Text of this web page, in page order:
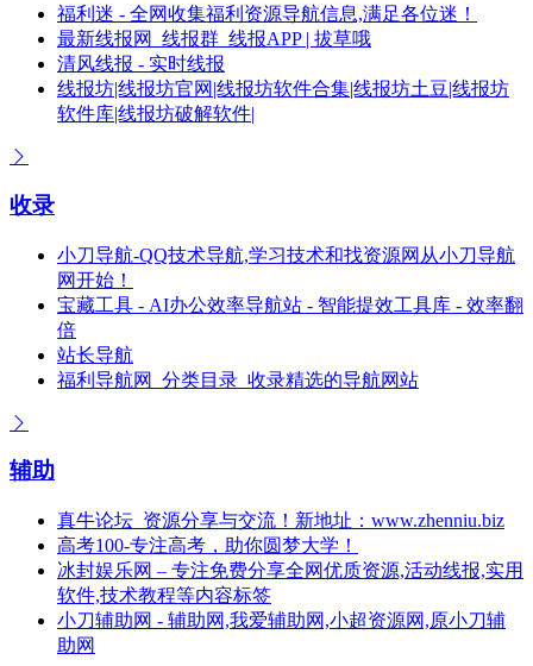
福利迷 - 全网收集福利资源导航信息,满足各位迷！
最新线报网_线报群_线报APP | 拔草哦
清风线报 - 实时线报
线报坊|线报坊官网|线报坊软件合集|线报坊土豆|线报坊
软件库|线报坊破解软件|
收录
小刀导航-QQ技术导航,学习技术和找资源网从小刀导航
网开始！
宝藏工具 - AI办公效率导航站 - 智能提效工具库 - 效率翻
倍
站长导航
福利导航网_分类目录_收录精选的导航网站
辅助
真牛论坛_资源分享与交流！新地址：www.zhenniu.biz
高考100-专注高考，助你圆梦大学！
冰封娱乐网 – 专注免费分享全网优质资源,活动线报,实用
软件,技术教程等内容标签
小刀辅助网 - 辅助网,我爱辅助网,小超资源网,原小刀辅
助网